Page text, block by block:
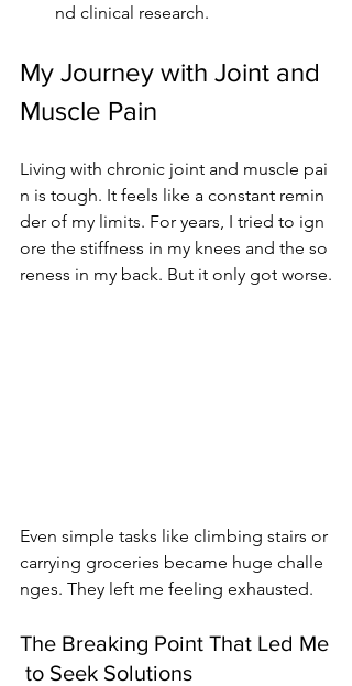
nd clinical research.
My Journey with Joint and
Muscle Pain
Living with chronic joint and muscle pai
n is tough. It feels like a constant remin
der of my limits. For years, I tried to ign
ore the stiffness in my knees and the so
reness in my back. But it only got worse.
Even simple tasks like climbing stairs or
carrying groceries became huge challe
nges. They left me feeling exhausted.
The Breaking Point That Led Me
to Seek Solutions